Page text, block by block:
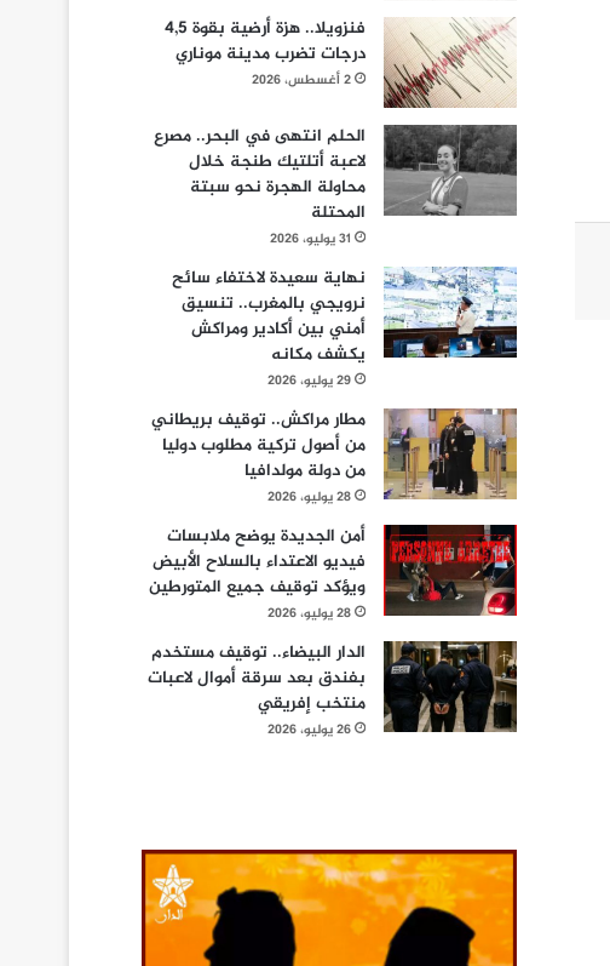
فنزويلا.. هزة أرضية بقوة 4,5
درجات تضرب مدينة موناري
2 أغسطس، 2026
الحلم انتهى في البحر.. مصرع
لاعبة أتلتيك طنجة خلال
محاولة الهجرة نحو سبتة
المحتلة
31 يوليو، 2026
نهاية سعيدة لاختفاء سائح
نرويجي بالمغرب.. تنسيق
أمني بين أكادير ومراكش
يكشف مكانه
29 يوليو، 2026
مطار مراكش.. توقيف بريطاني
من أصول تركية مطلوب دوليا
من دولة مولدافيا
28 يوليو، 2026
أمن الجديدة يوضح ملابسات
فيديو الاعتداء بالسلاح الأبيض
ويؤكد توقيف جميع المتورطين
28 يوليو، 2026
الدار البيضاء.. توقيف مستخدم
بفندق بعد سرقة أموال لاعبات
منتخب إفريقي
26 يوليو، 2026